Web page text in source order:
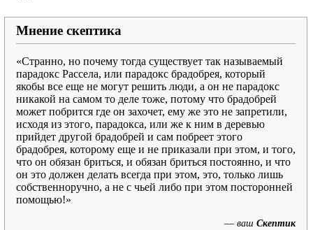
Мнение скептика
«Странно, но почему тогда существует так называемый
парадокс Рассела, или парадокс брадобрея, который
якобы все еще не могут решить люди, а он не парадокс
никакой на самом то деле тоже, потому что брадобрей
может побрится где он захочет, ему же это не запретили,
исходя из этого, парадокса, или же к ним в деревью
прийдет другой брадобрей и сам побреет этого
брадобрея, которому еще и не приказали при этом, и того,
что он обязан бриться, и обязан бриться постоянно, и что
он это должен делать всегда при этом, это, только лишь
собственноручно, а не с чьей либо при этом посторонней
помощью!»
— ваш Скептик